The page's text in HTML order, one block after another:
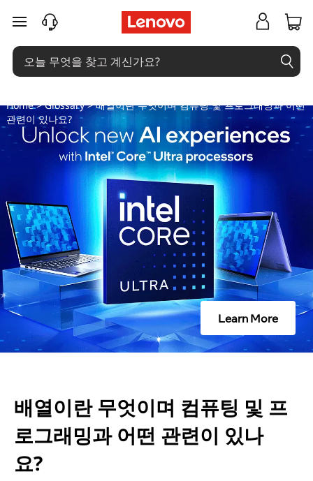
배
열
이
란
무
이
며
컴
퓨
팅
프
로
그
주요 콘텐츠로 건너뛰기
Home>Glossary> 배열이란 무엇이며 컴퓨팅 및 프로그래밍과 어떤
관련이 있나요?
Learn More
배열이란 무엇이며 컴퓨팅 및 프
로그래밍과 어떤 관련이 있나
요?